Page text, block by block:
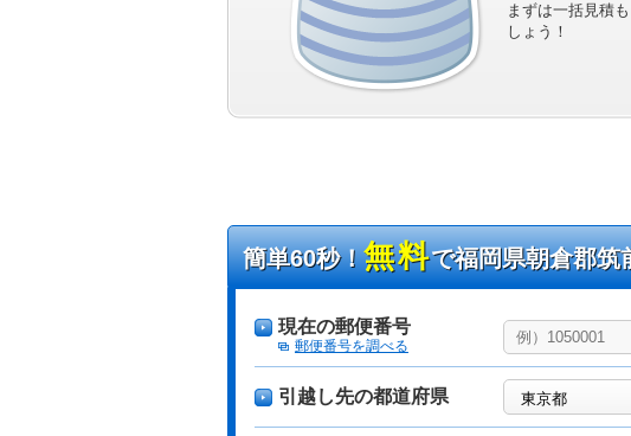
まずは一括見積
しょう！
簡単60秒！無料で福岡県朝倉郡筑
現在の郵便番号
郵便番号を調べる
引越し先の都道府県